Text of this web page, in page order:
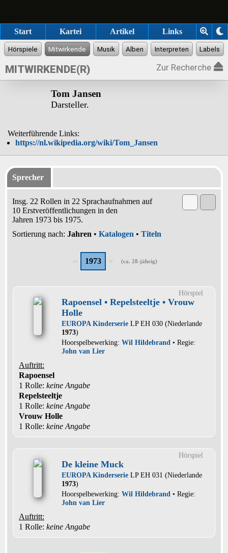
Start Kartei Artikel Links
MITWIRKENDE(R) Zur Recherche
Tom Jansen
Darsteller.
Weiterführende Links:
https://nl.wikipedia.org/wiki/Tom_Jansen
Sprecher
Insg. 22 Rollen in 22 Sprachaufnahmen auf
10 Erstveröffentlichungen in den
Jahren 1973 bis 1975.
Sortierung nach: Jahren • Katalogen • Titeln
1973 (ca. 28-jährig)
Hörspiel
Rapoensel • Repelsteeltje • Vrouw
Holle
EUROPA Kinderserie LP EH 030 (Niederlande
1973)
Hoorspelbewerking: Wil Hildebrand • Regie:
John van Lier
Auftritt:
Rapoensel
1 Rolle: keine Angabe
Repelsteeltje
1 Rolle: keine Angabe
Vrouw Holle
1 Rolle: keine Angabe
Hörspiel
De kleine Muck
EUROPA Kinderserie LP EH 031 (Niederlande
1973)
Hoorspelbewerking: Wil Hildebrand • Regie:
John van Lier
Auftritt:
1 Rolle: keine Angabe